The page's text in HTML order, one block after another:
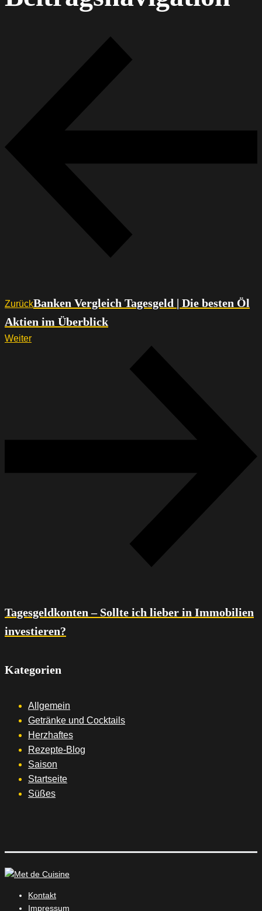
ZurückBanken Vergleich Tagesgeld | Die besten Öl
Aktien im Überblick
Weiter
Tagesgeldkonten – Sollte ich lieber in Immobilien
investieren?
Kategorien
Allgemein
Getränke und Cocktails
Herzhaftes
Rezepte-Blog
Saison
Startseite
Süßes
Kontakt
Impressum